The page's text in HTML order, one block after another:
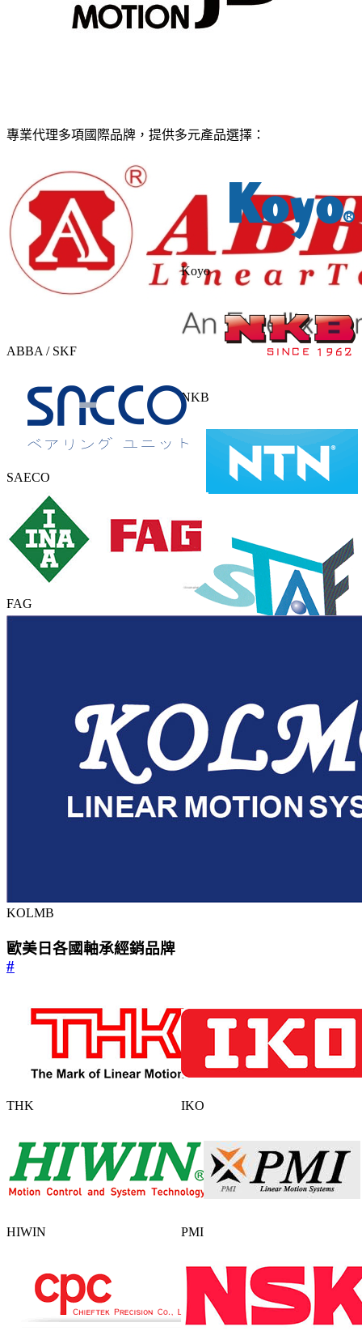
專業代理多項國際品牌，提供多元產品選擇：
ABBA / SKF
Koyo
NKB
SAECO
NTN
FAG
KOLMB
歐美日各國軸承經銷品牌
#
THK IKO
HIWIN PMI